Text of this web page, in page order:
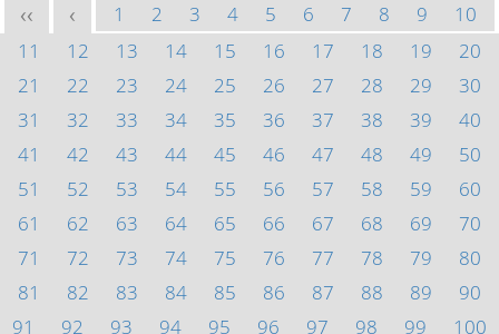
<< < 1 2 3 4 5 6 7 8 9
10
11
12 13 14 15 16 17 18 19
20
21
22 23 24 25 26 27 28 29
30
31
32 33 34 35 36 37 38 39
40
41
42 43 44 45 46 47 48 49
50
51
52 53 54 55 56 57 58 59
60
61
62 63 64 65 66 67 68 69
70
71
72 73 74 75 76 77 78 79
80
81
82 83 84 85 86 87 88 89
90
91
92 93 94 95 96 97 98 99
100